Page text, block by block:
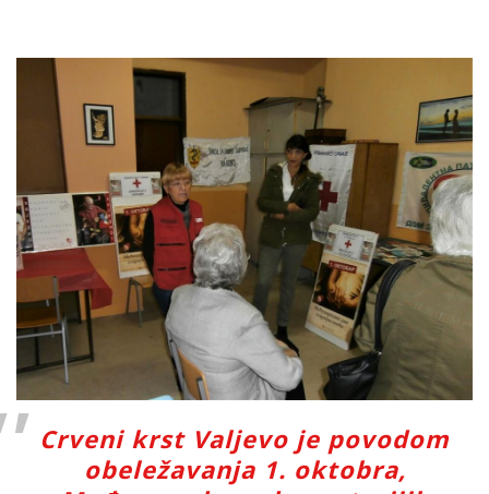
Crveni krst Valjevo je povodom
obeležavanja 1. oktobra,